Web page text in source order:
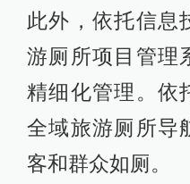
此外，依托信息
游厕所项目管理
精细化管理。依
全域旅游厕所导
客和群众如厕。